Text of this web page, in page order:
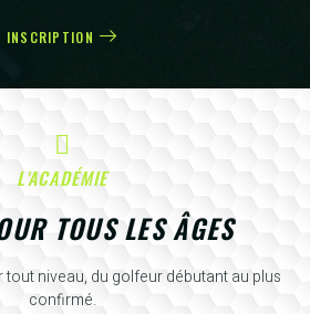
INSCRIPTION
L'ACADÉMIE
TOUS LES ÂGES
niveau, du golfeur débutant au plus
confirmé.